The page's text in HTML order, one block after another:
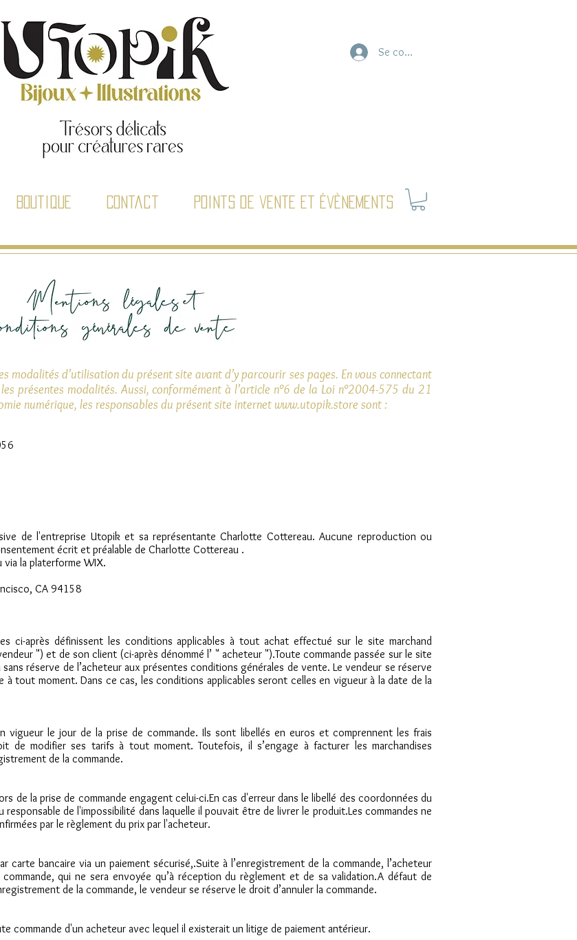
Se connecter
Boutique Contact Points de vente et évènements
modalités d’utilisation du présent site avant d’y parcourir ses pages. En vous connectant
présentes modalités. Aussi, conformément à l’article n°6 de la Loi n°2004-575 du 21
numérique, les responsables du présent site internet www.utopik.store sont :
de l'entreprise Utopik et sa représentante Charlotte Cottereau. Aucune reproduction ou
écrit et préalable de Charlotte Cottereau .
via la platerforme WIX.
CA 94158
ci-après définissent les conditions applicables à tout achat effectué sur le site marchand
") et de son client (ci-après dénommé l’ " acheteur ").Toute commande passée sur le site
sans réserve de l’acheteur aux présentes conditions générales de vente. Le vendeur se réserve
tout moment. Dans ce cas, les conditions applicables seront celles en vigueur à la date de la
vigueur le jour de la prise de commande. Ils sont libellés en euros et comprennent les frais
de modifier ses tarifs à tout moment. Toutefois, il s’engage à facturer les marchandises
de la commande.
de la prise de commande engagent celui-ci.En cas d'erreur dans le libellé des coordonnées du
de l'impossibilité dans laquelle il pouvait être de livrer le produit.Les commandes ne
par le règlement du prix par l'acheteur.
carte bancaire via un paiement sécurisé,.Suite à l’enregistrement de la commande, l’acheteur
qui ne sera envoyée qu’à réception du règlement et de sa validation.A défaut de
de la commande, le vendeur se réserve le droit d’annuler la commande.
commande d'un acheteur avec lequel il existerait un litige de paiement antérieur.